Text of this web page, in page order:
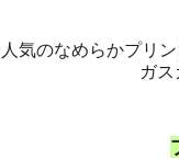
人気のなめらかプリ
ガス